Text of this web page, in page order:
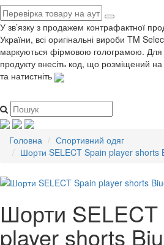
У зв’язку з продажем контрафактної
України, всі оригінальні вироби TM
маркуються фірмовою голограмою. Для
продукту внесіть код, що розміщений
та натистніть
Головна
Спортивний одяг
Шорти SELECT Spain player shorts
Шорти SELECT
player shorts